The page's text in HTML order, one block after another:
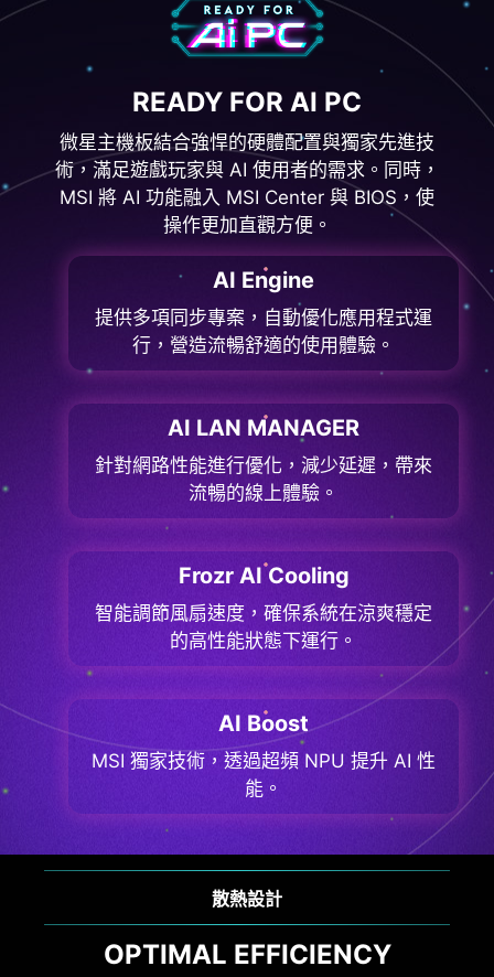
READY FOR AI PC
微星主機板結合強悍的硬體配置與獨家先進技
術，滿足遊戲玩家與 AI 使用者的需求。同時，
MSI 將 AI 功能融入 MSI Center 與 BIOS，使
操作更加直觀方便。
AI Engine
提供多項同步專案，自動優化應用程式運
行，營造流暢舒適的使用體驗。
AI LAN MANAGER
針對網路性能進行優化，減少延遲，帶來
流暢的線上體驗。
Frozr AI Cooling
智能調節風扇速度，確保系統在涼爽穩定
的高性能狀態下運行。
AI Boost
MSI 獨家技術，透過超頻 NPU 提升 AI 性
能。
連接性
高速傳輸